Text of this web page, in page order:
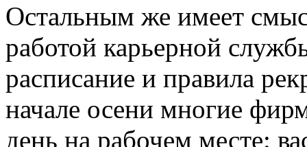
Остальным же имеет
работой карьерной
расписание и правила
начале осени многие
день на рабочем месте: